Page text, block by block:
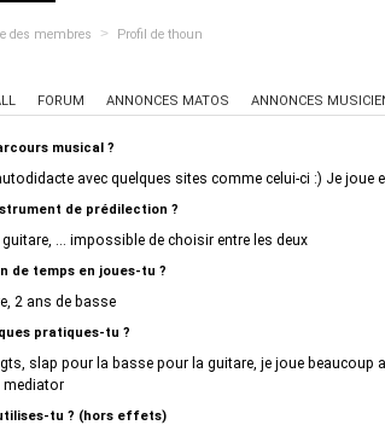
des membres > Profil de thoun
FORUM ANNONCES MATOS ANNONCES
musical ?
avec quelques sites comme celui-ci :) Je joue
de prédilection ?
... impossible de choisir entre les deux
de temps en joues-tu ?
2 ans de basse
pratiques-tu ?
slap pour la basse pour la guitare, je joue beaucoup
mediator
tu ? (hors effets)